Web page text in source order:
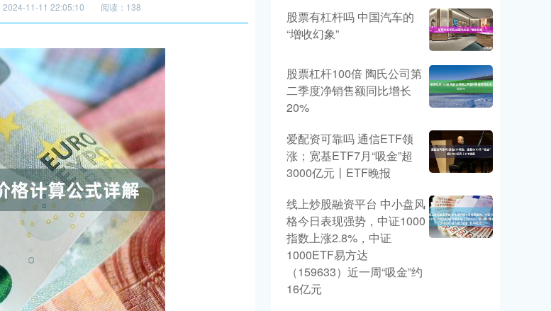
2024-11-11 22:05:10 阅读：138
股票有杠杆吗 中国汽车的
“增收幻象”
股票杠杆100倍 陶氏公司第
二季度净销售额同比增长
20%
爱配资可靠吗 通信ETF领
涨；宽基ETF7月“吸金”超
3000亿元丨ETF晚报
线上炒股融资平台 中小盘风
格今日表现强势，中证1000
指数上涨2.8%，中证
1000ETF易方达
（159633）近一周“吸金”约
16亿元